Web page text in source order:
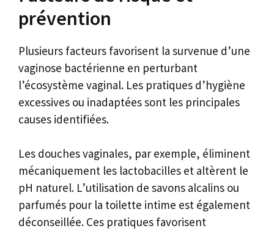
prévention
Plusieurs facteurs favorisent la survenue d’une
vaginose bactérienne en perturbant
l’écosystème vaginal. Les pratiques d’hygiène
excessives ou inadaptées sont les principales
causes identifiées.
Les douches vaginales, par exemple, éliminent
mécaniquement les lactobacilles et altèrent le
pH naturel. L’utilisation de savons alcalins ou
parfumés pour la toilette intime est également
déconseillée. Ces pratiques favorisent